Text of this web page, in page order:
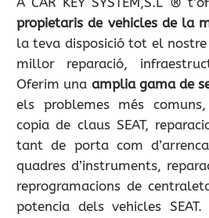
propietaris de vehicles de la
la teva disposició tot el
millor reparació,
Oferim una amplia gama de
els problemes més
copia de claus SEAT,
tant de porta com
quadres d’instruments,
reprogramacions de
potencia dels vehicles